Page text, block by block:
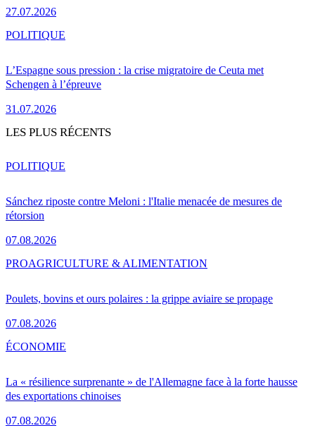
27.07.2026
L’Espagne sous pression : la crise migratoire de Ceuta met
Schengen à l’épreuve
31.07.2026
POLITIQUE
LES PLUS RÉCENTS
Sánchez riposte contre Meloni : l'Italie menacée de mesures de
rétorsion
07.08.2026
POLITIQUE
Poulets, bovins et ours polaires : la grippe aviaire se propage
07.08.2026
PROAGRICULTURE & ALIMENTATION
La « résilience surprenante » de l'Allemagne face à la forte hausse
des exportations chinoises
07.08.2026
ÉCONOMIE